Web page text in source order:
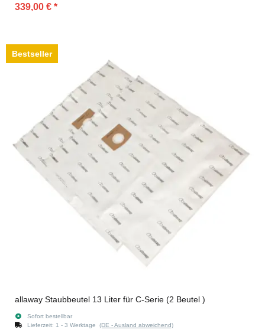
339,00 € *
Bestseller
allaway Staubbeutel 13 Liter für C-Serie (2 Beutel )
Sofort bestellbar
Lieferzeit: 1 - 3 Werktage (DE - Ausland abweichend)